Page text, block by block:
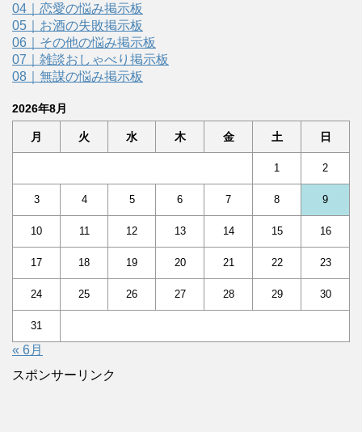
04｜恋愛の悩み掲示板
05｜お酒の失敗掲示板
06｜その他の悩み掲示板
07｜雑談おしゃべり掲示板
08｜無謀の悩み掲示板
2026年8月
月 火 水 木 金 土 日
1 2
3 4 5 6 7 8 9
10 11 12 13 14 15 16
17 18 19 20 21 22 23
24 25 26 27 28 29 30
31
« 6月
スポンサーリンク